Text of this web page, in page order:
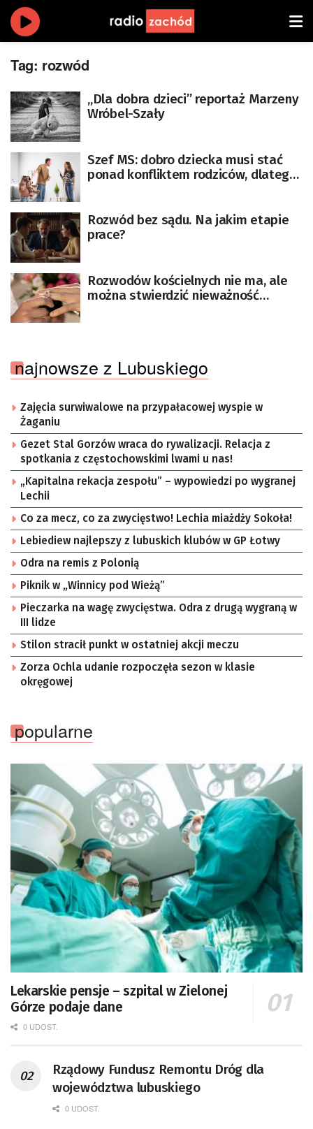
Tag: rozwód
„Dla dobra dzieci” reportaż Marzeny
Wróbel-Szały
Szef MS: dobro dziecka musi stać
ponad konfliktem rodziców, dlatego
Rozwód bez sądu. Na jakim etapie
prace?
Rozwodów kościelnych nie ma, ale
można stwierdzić nieważność
najnowsze z Lubuskiego
Zajęcia surwiwalowe na przypałacowej wyspie w
Żaganiu
Gezet Stal Gorzów wraca do rywalizacji. Relacja z
spotkania z częstochowskimi lwami u nas!
„Kapitalna rekacja zespołu” – wypowiedzi po wygranej
Lechii
Co za mecz, co za zwycięstwo! Lechia miażdży Sokoła!
Lebiediew najlepszy z lubuskich klubów w GP Łotwy
Odra na remis z Polonią
Piknik w „Winnicy pod Wieżą”
Pieczarka na wagę zwycięstwa. Odra z drugą wygraną w
III lidze
Stilon stracił punkt w ostatniej akcji meczu
Zorza Ochla udanie rozpoczęła sezon w klasie
okręgowej
popularne
Lekarskie pensje – szpital w Zielonej
Górze podaje dane
0 UDOST.
Rządowy Fundusz Remontu Dróg dla
województwa lubuskiego
0 UDOST.